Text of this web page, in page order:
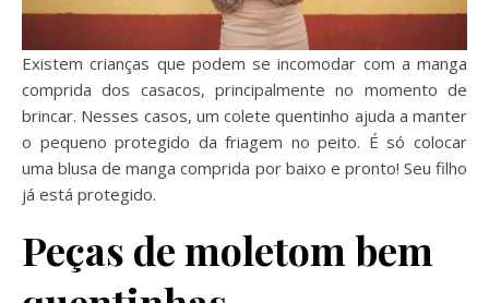
Existem crianças que podem se incomodar com a manga
comprida dos casacos, principalmente no momento de
brincar. Nesses casos, um colete quentinho ajuda a manter
o pequeno protegido da friagem no peito. É só colocar
uma blusa de manga comprida por baixo e pronto! Seu filho
já está protegido.
Peças de moletom bem